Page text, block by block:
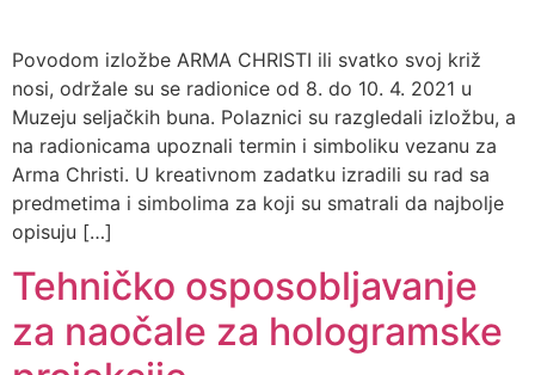
Povodom izložbe ARMA CHRISTI ili svatko svoj križ
nosi, održale su se radionice od 8. do 10. 4. 2021 u
Muzeju seljačkih buna. Polaznici su razgledali izložbu, a
na radionicama upoznali termin i simboliku vezanu za
Arma Christi. U kreativnom zadatku izradili su rad sa
predmetima i simbolima za koji su smatrali da najbolje
opisuju […]
Tehničko osposobljavanje
za naočale za hologramske